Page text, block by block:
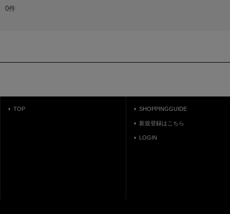
0件
TOP SHOPPINGGUIDE
新規登録はこちら
LOGIN